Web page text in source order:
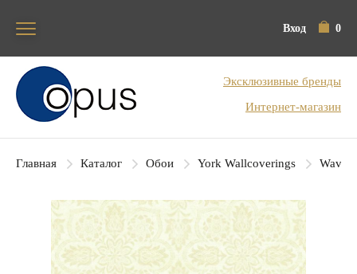
Вход 0
Блок поиска
Эксклюзивные бренды
Интернет-магазин
Главная Каталог Обои York Wallcoverings